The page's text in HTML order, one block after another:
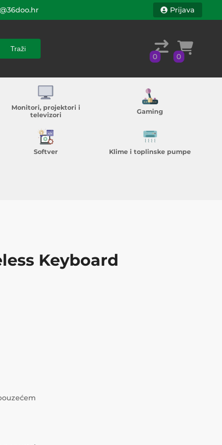
Traži
Prijava
Traži
0 0
Monitori, projektori i
televizori
Gaming
Softver Klime i toplinske pumpe
Keyboard